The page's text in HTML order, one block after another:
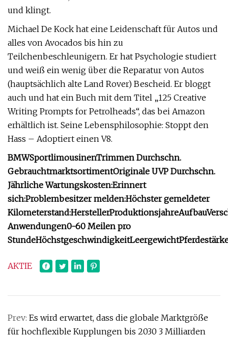
und klingt.
Michael De Kock hat eine Leidenschaft für Autos und
alles von Avocados bis hin zu
Teilchenbeschleunigern. Er hat Psychologie studiert
und weiß ein wenig über die Reparatur von Autos
(hauptsächlich alte Land Rover) Bescheid. Er bloggt
auch und hat ein Buch mit dem Titel „125 Creative
Writing Prompts for Petrolheads“, das bei Amazon
erhältlich ist. Seine Lebensphilosophie: Stoppt den
Hass – Adoptiert einen V8.
BMWSportlimousinenTrimmen Durchschn.
GebrauchtmarktsortimentOriginale UVP Durchschn.
Jährliche Wartungskosten:Erinnert
sich:Problembesitzer melden:Höchster gemeldeter
Kilometerstand:HerstellerProduktionsjahreAufbau
Anwendungen0-60 Meilen pro
StundeHöchstgeschwindigkeitLeergewicht
AKTIE
Prev: Es wird erwartet, dass die globale Marktgröße
für hochflexible Kupplungen bis 2030 3 Milliarden